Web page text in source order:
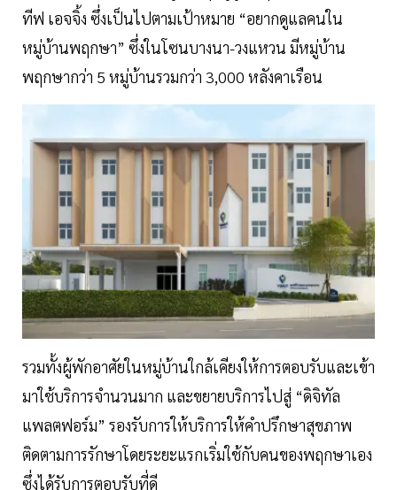
ทีฟ เอจจิ้ง ซึ่งเป็นไปตามเป้าหมาย “อยากดูแลคนใน
หมู่บ้านพฤกษา” ซึ่งในโซนบางนา-วงแหวน มีหมู่บ้าน
พฤกษากว่า 5 หมู่บ้านรวมกว่า 3,000 หลังคาเรือน
รวมทั้งผู้พักอาศัยในหมู่บ้านใกล้เคียงให้การตอบรับและเข้า
มาใช้บริการจำนวนมาก และขยายบริการไปสู่ “ดิจิทัล
แพลตฟอร์ม” รองรับการให้บริการให้คำปรึกษาสุขภาพ
ติดตามการรักษาโดยระยะแรกเริ่มใช้กับคนของพฤกษาเอง
ซึ่งได้รับการตอบรับที่ดี